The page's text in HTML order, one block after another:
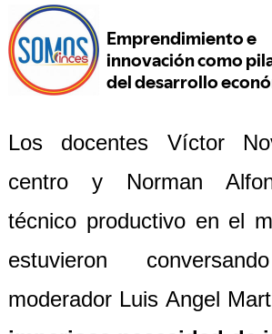
Los docentes Víctor
centro y Norman
técnico productivo en el
estuvieron
moderador Luis Angel